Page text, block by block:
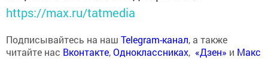
https://max.ru/tatmedia
Подписывайтесь на наш Telegram-канал, а также
читайте нас Вконтакте,Одноклассниках, «Дзен» и Макс